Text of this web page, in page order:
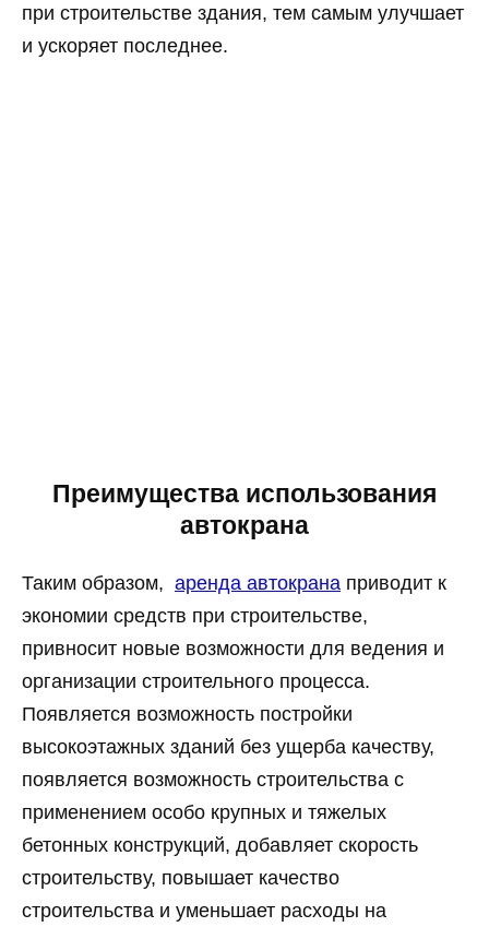
при строительстве здания, тем самым улучшает
и ускоряет последнее.
Преимущества использования
автокрана
Таким образом, аренда автокрана приводит к
экономии средств при строительстве,
привносит новые возможности для ведения и
организации строительного процесса.
Появляется возможность постройки
высокоэтажных зданий без ущерба качеству,
появляется возможность строительства с
применением особо крупных и тяжелых
бетонных конструкций, добавляет скорость
строительству, повышает качество
строительства и уменьшает расходы на